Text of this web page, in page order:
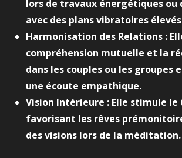
lors de travaux énergétiques ou
avec des plans vibratoires
Harmonisation des Relations :
compréhension mutuelle et la
dans les couples ou les groupes
une écoute empathique.
Vision Intérieure : Elle stimule
favorisant les rêves
des visions lors de la méditation.